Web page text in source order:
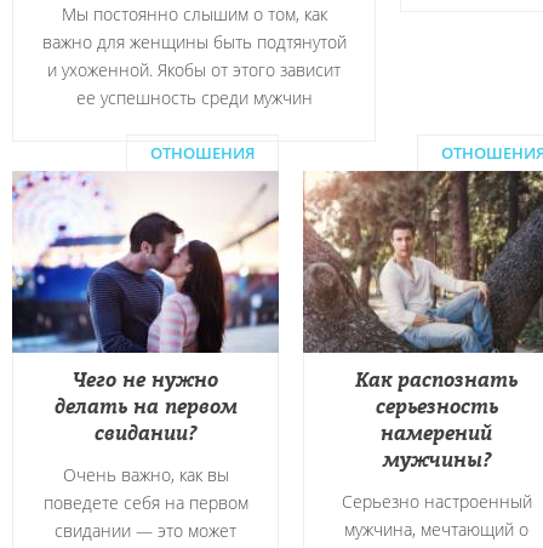
Мы постоянно слышим о том, как
важно для женщины быть подтянутой
и ухоженной. Якобы от этого зависит
ее успешность среди мужчин
ОТНОШЕНИЯ
Чего не нужно
делать на первом
свидании?
Очень важно, как вы
поведете себя на первом
свидании — это может
Как распознать
серьезность
намерений
мужчины?
Серьезно настроенный
мужчина, мечтающий о